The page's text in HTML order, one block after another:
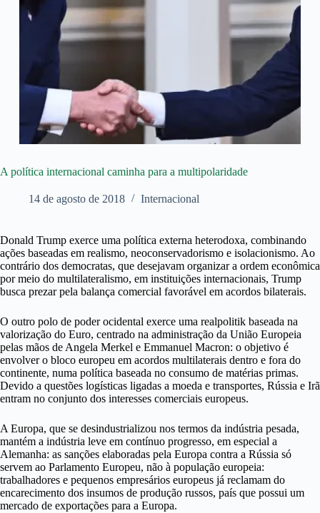
A política internacional caminha para a multipolaridade
14 de agosto de 2018 Internacional
Donald Trump exerce uma política externa heterodoxa, combinando
ações baseadas em realismo, neoconservadorismo e isolacionismo. Ao
contrário dos democratas, que desejavam organizar a ordem econômica
por meio do multilateralismo, em instituições internacionais, Trump
busca prezar pela balança comercial favorável em acordos bilaterais.
O outro polo de poder ocidental exerce uma realpolitik baseada na
valorização do Euro, centrado na administração da União Europeia
pelas mãos de Angela Merkel e Emmanuel Macron: o objetivo é
envolver o bloco europeu em acordos multilaterais dentro e fora do
continente, numa política baseada no consumo de matérias primas.
Devido a questões logísticas ligadas a moeda e transportes, Rússia e Irã
entram no conjunto dos interesses comerciais europeus.
A Europa, que se desindustrializou nos termos da indústria pesada,
mantém a indústria leve em contínuo progresso, em especial a
Alemanha: as sanções elaboradas pela Europa contra a Rússia só
servem ao Parlamento Europeu, não à população europeia:
trabalhadores e pequenos empresários europeus já reclamam do
encarecimento dos insumos de produção russos, país que possui um
mercado de exportações para a Europa.